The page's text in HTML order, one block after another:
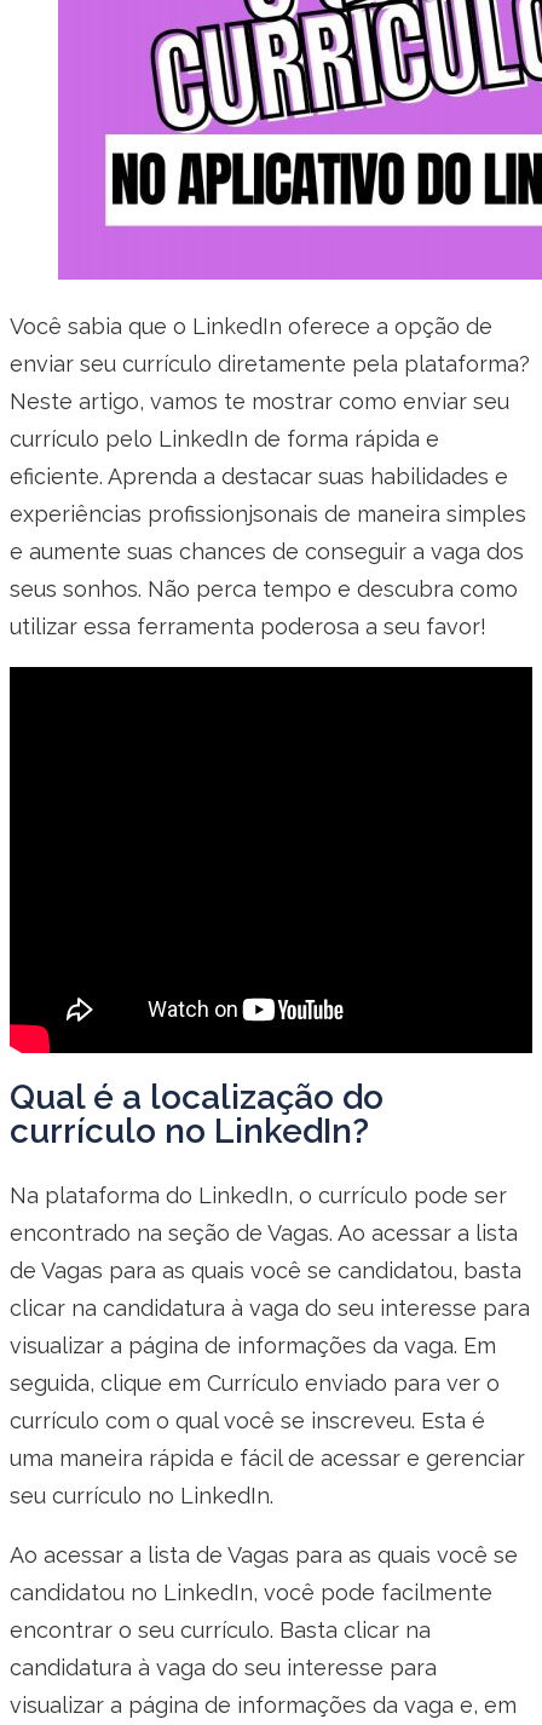
Você sabia que o LinkedIn oferece a opção de
enviar seu currículo diretamente pela plataforma?
Neste artigo, vamos te mostrar como enviar seu
currículo pelo LinkedIn de forma rápida e
eficiente. Aprenda a destacar suas habilidades e
experiências profissionjsonais de maneira simples
e aumente suas chances de conseguir a vaga dos
seus sonhos. Não perca tempo e descubra como
utilizar essa ferramenta poderosa a seu favor!
Qual é a localização do
currículo no LinkedIn?
Na plataforma do LinkedIn, o currículo pode ser
encontrado na seção de Vagas. Ao acessar a lista
de Vagas para as quais você se candidatou, basta
clicar na candidatura à vaga do seu interesse para
visualizar a página de informações da vaga. Em
seguida, clique em Currículo enviado para ver o
currículo com o qual você se inscreveu. Esta é
uma maneira rápida e fácil de acessar e gerenciar
seu currículo no LinkedIn.
Ao acessar a lista de Vagas para as quais você se
candidatou no LinkedIn, você pode facilmente
encontrar o seu currículo. Basta clicar na
candidatura à vaga do seu interesse para
visualizar a página de informações da vaga e, em